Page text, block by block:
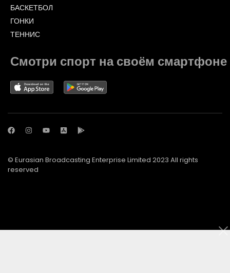
БАСКЕТБОЛ
ГОНКИ
ТЕННИС
Смотри спорт на своём смартфоне
© Eurasian Broadcasting Enterprise Limited 2023 All rights
reserved